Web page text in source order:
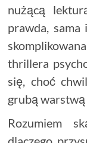
nużącą
prawda, sama
thrillera
się, choć
grubą
Rozumiem